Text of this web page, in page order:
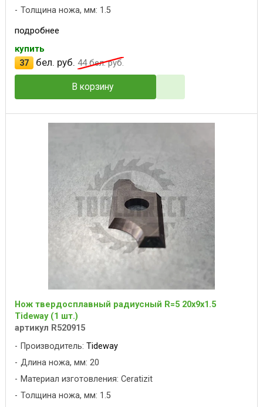
Толщина ножа, мм: 1.5
подробнее
купить
37
бел. руб. 44бел. руб.
В корзину
Нож твердосплавный радиусный R=5 20x9x1.5
Tideway (1 шт.)
артикул R520915
Производитель: Tideway
Длина ножа, мм: 20
Материал изготовления: Ceratizit
Толщина ножа, мм: 1.5